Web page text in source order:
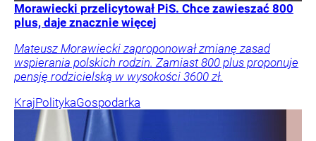
Morawiecki przelicytował PiS. Chce zawieszać 800
plus, daje znacznie więcej
Mateusz Morawiecki zaproponował zmianę zasad
wspierania polskich rodzin. Zamiast 800 plus proponuje
pensję rodzicielską w wysokości 3600 zł.
KrajPolitykaGospodarka